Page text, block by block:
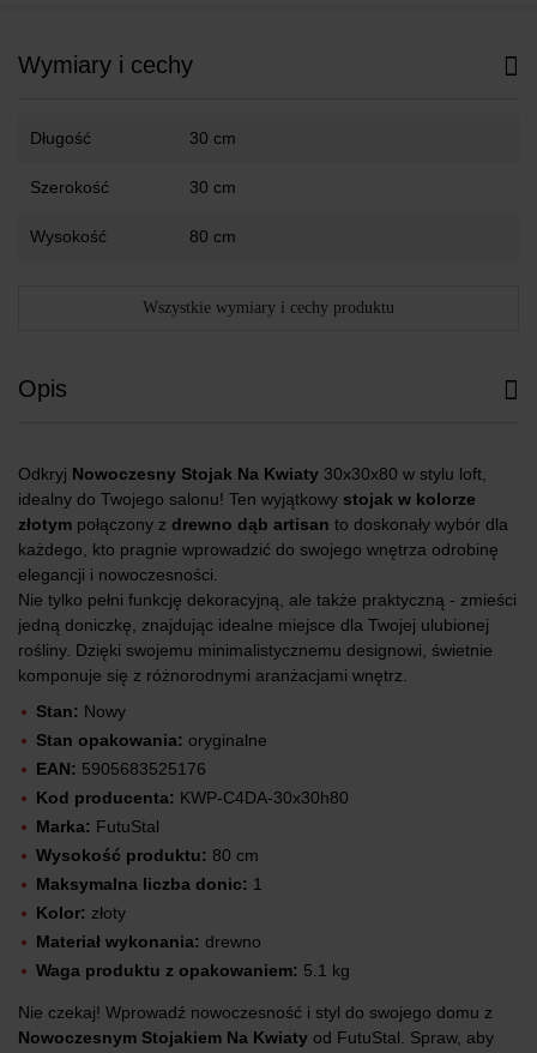
Wymiary i cechy
Długość 30 cm
Szerokość 30 cm
Wysokość 80 cm
Wszystkie wymiary i cechy produktu
Opis
Odkryj Nowoczesny Stojak Na Kwiaty 30x30x80 w stylu loft,
idealny do Twojego salonu! Ten wyjątkowy stojak w kolorze
złotym połączony z drewno dąb artisan to doskonały wybór dla
każdego, kto pragnie wprowadzić do swojego wnętrza odrobinę
elegancji i nowoczesności.
Nie tylko pełni funkcję dekoracyjną, ale także praktyczną - zmieści
jedną doniczkę, znajdując idealne miejsce dla Twojej ulubionej
rośliny. Dzięki swojemu minimalistycznemu designowi, świetnie
komponuje się z różnorodnymi aranżacjami wnętrz.
Stan: Nowy
Stan opakowania: oryginalne
EAN: 5905683525176
Kod producenta: KWP-C4DA-30x30h80
Marka: FutuStal
Wysokość produktu: 80 cm
Maksymalna liczba donic: 1
Kolor: złoty
Materiał wykonania: drewno
Waga produktu z opakowaniem: 5.1 kg
Nie czekaj! Wprowadź nowoczesność i styl do swojego domu z
Nowoczesnym Stojakiem Na Kwiaty od FutuStal. Spraw, aby